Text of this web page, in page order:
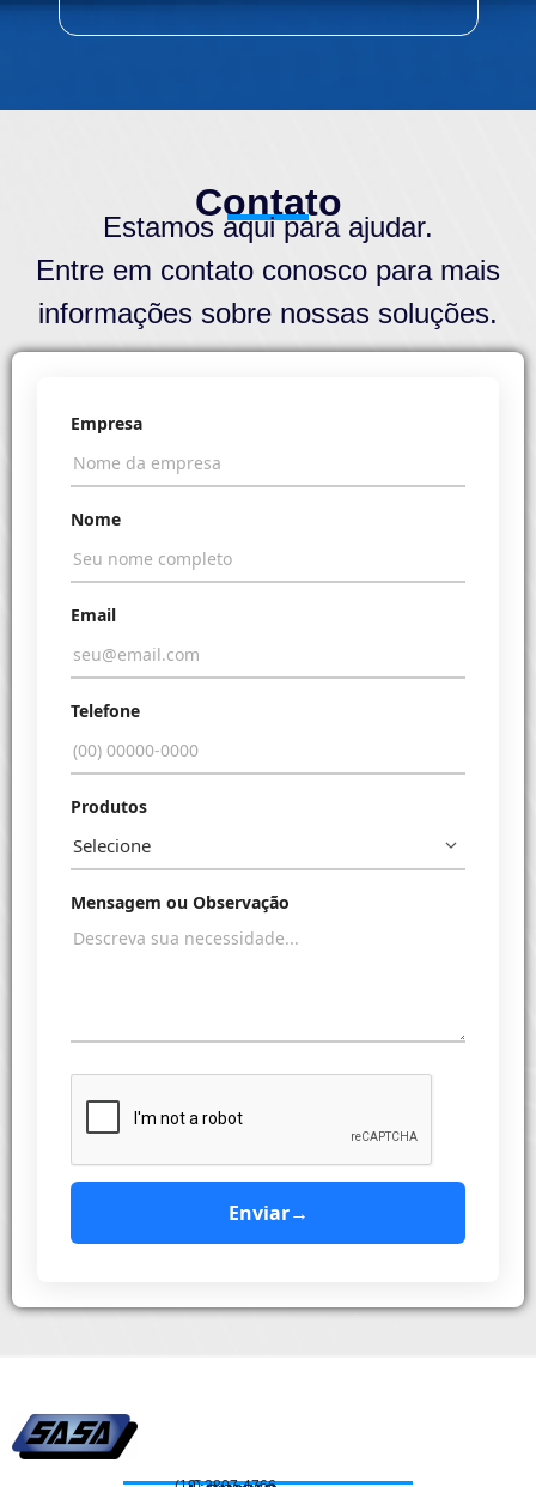
Contato
Estamos aqui para ajudar.
Entre em contato conosco para mais
informações sobre nossas soluções.
Empresa
Nome
Email
Telefone
Produtos
Mensagem ou Observação
Enviar→